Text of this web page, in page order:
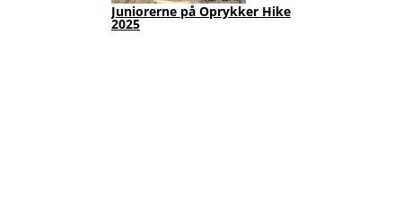
Juniorerne på Oprykker Hike
2025